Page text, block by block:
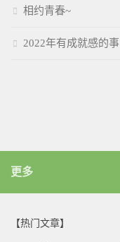
相约青春~
2022年有成就感的事
更多
【热门文章】